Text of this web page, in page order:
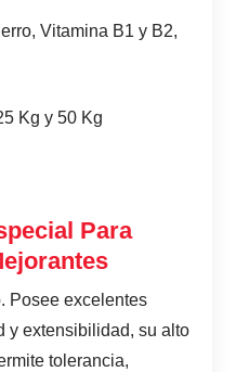
Vitamina B1 y B2,
Kg y 50 Kg
Para
Posee excelentes
y extensibilidad, su alto
tolerancia,